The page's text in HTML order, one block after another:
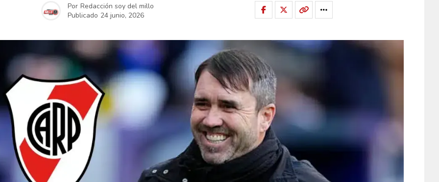
Por Redacción soy del millo
Publicado 24 junio, 2026